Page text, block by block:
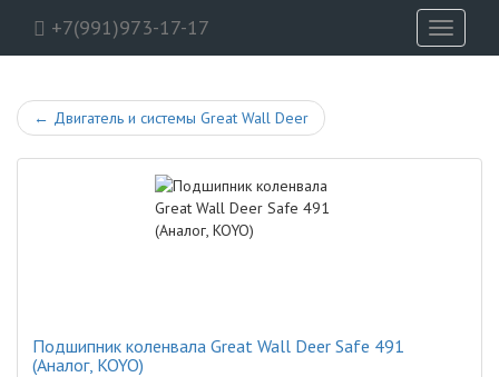
+7(991)973-17-17
Toggle
← Двигатель и системы Great Wall Deer
Подшипник коленвала Great Wall Deer Safe 491
(Аналог, KOYO)